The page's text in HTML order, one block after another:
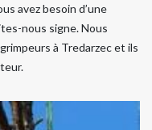
avez besoin d’une
nous signe. Nous
à Tredarzec et ils